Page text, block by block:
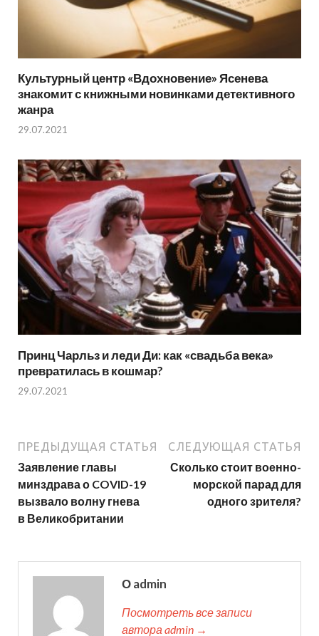
Культурный центр «Вдохновение» Ясенева
знакомит с книжными новинками детективного
жанра
29.07.2021
Принц Чарльз и леди Ди: как «свадьба века»
превратилась в кошмар?
29.07.2021
ПРЕДЫДУЩАЯ СТАТЬЯ
Заявление главы
минздрава о COVID-19
вызвало волну гнева
в Великобритании
СЛЕДУЮЩАЯ СТАТЬЯ
Сколько стоит военно-
морской парад для
одного зрителя?
О admin
Посмотреть все записи
автора admin →